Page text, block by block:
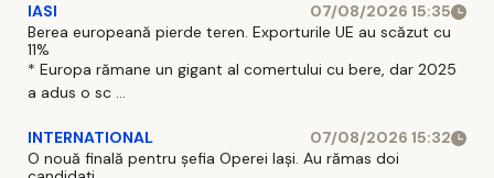
IASI
07/08/2026 15:35
Berea europeană pierde teren. Exporturile UE au scăzut cu
11%
* Europa rămane un gigant al comertului cu bere, dar 2025
a adus o sc ...
INTERNATIONAL
07/08/2026 15:32
O nouă finală pentru șefia Operei Iași. Au rămas doi